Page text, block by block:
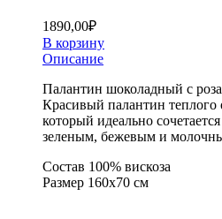
1890,00₽
В корзину
Описание
Палантин шоколадный с
Красивый палантин теплого
который идеально
зеленым, бежевым и
Состав 100% вискоза
Размер 160х70 см